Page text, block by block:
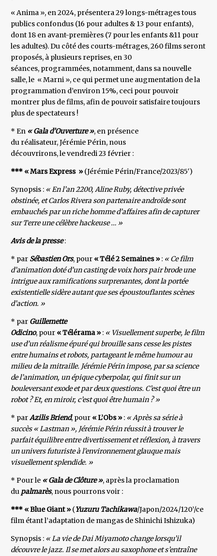
« Anima », en 2024, présentera 29 longs-métrages tous
publics confondus (16 pour adultes & 13 pour enfants),
dont 18 en avant-premières (7 pour les enfants &11 pour
les adultes). Du côté des courts-métrages, 260 films seront
proposés, à plusieurs reprises, en 30
séances, programmées, notamment, dans sa nouvelle
salle, le « Marni », ce qui permet une augmentation de la
programmation d’environ 15%, ceci pour pouvoir
montrer plus de films, afin de pouvoir satisfaire toujours
plus de spectateurs !
* En « Gala d’Ouverture », en présence
du réalisateur, Jérémie Périn, nous
découvrirons, le vendredi 23 février :
*** « Mars Express » (Jérémie Périn/France/2023/85′)
Synopsis : « En l’an 2200, Aline Ruby, détective privée
obstinée, et Carlos Rivera son partenaire androïde sont
embauchés par un riche homme d’affaires afin de capturer
sur Terre une célèbre hackeuse … »
Avis de la presse:
* par Sébastien Ors, pour « Télé 2 Semaines » : « Ce film
d’animation doté d’un casting de voix hors pair brode une
intrigue aux ramifications surprenantes, dont la portée
existentielle sidère autant que ses époustouflantes scènes
d’action. »
* par Guillemette
Odicino, pour « Télérama » : « Visuellement superbe, le film
use d’un réalisme épuré qui brouille sans cesse les pistes
entre humains et robots, partageant le même humour au
milieu de la mitraille. Jérémie Périn impose, par sa science
de l’animation, un épique cyberpolar, qui finit sur un
bouleversant exode et par deux questions. C’est quoi être un
robot ? Et, en miroir, c’est quoi être humain ? »
* parAzilis Briend, pour « L’Obs » : « Après sa série à
succès « Lastman », Jérémie Périn réussit à trouver le
parfait équilibre entre divertissement et réflexion, à travers
un univers futuriste à l’environnement glauque mais
visuellement splendide. »
* Pour le « Gala de Clôture », après la proclamation
du palmarès, nous pourrons voir :
*** « Blue Giant » (Yuzuru Tachikawa/Japon/2024/120’/ce
film étant l’adaptation de mangas de Shinichi Ishizuka)
Synopsis : « La vie de Dai Miyamoto change lorsqu’il
découvre le jazz. Il se met alors au saxophone et s’entraîne